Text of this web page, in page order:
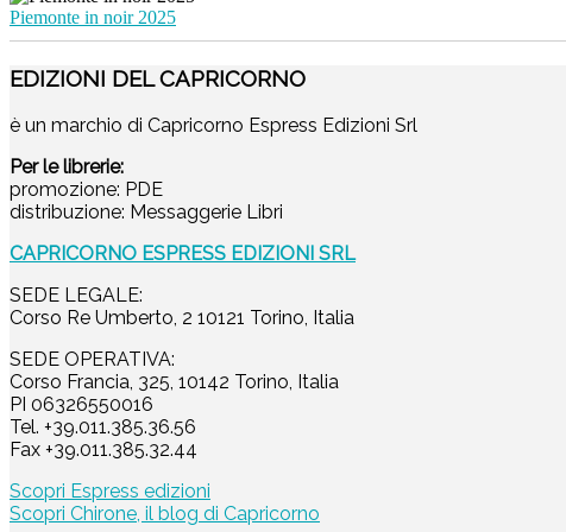
Piemonte in noir 2025
EDIZIONI DEL CAPRICORNO
è un marchio di Capricorno Espress Edizioni Srl
Per le librerie:
promozione: PDE
distribuzione: Messaggerie Libri
CAPRICORNO ESPRESS EDIZIONI SRL
SEDE LEGALE:
Corso Re Umberto, 2 10121 Torino, Italia
SEDE OPERATIVA:
Corso Francia, 325, 10142 Torino, Italia
PI 06326550016
Tel. +39.011.385.36.56
Fax +39.011.385.32.44
Scopri Espress edizioni
Scopri Chirone, il blog di Capricorno